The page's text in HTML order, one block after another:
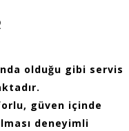
olduğu gibi servis
güven içinde
deneyimli